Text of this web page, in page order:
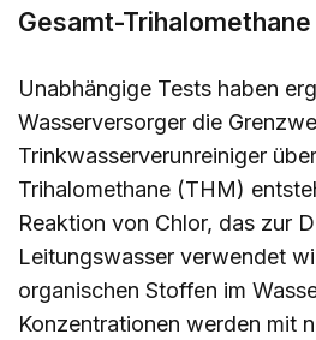
Gesamt-
Unabhängige Tests haben
Wasserversorger die
Trinkwasserverunreiniger
Trihalomethane (THM)
Reaktion von Chlor, das zur
Leitungswasser verwendet
organischen Stoffen im
Konzentrationen werden mit